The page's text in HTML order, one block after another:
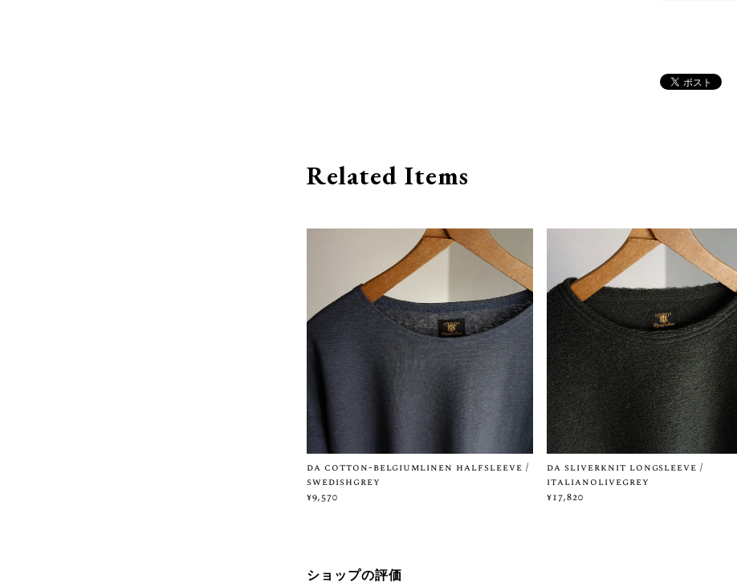
Related Items
da cotton-belgiumlinen halfsleeve /
swedishgrey
¥9,570
da sliverknit longsleeve /
italianolivegrey
¥17,820
ショップの評価